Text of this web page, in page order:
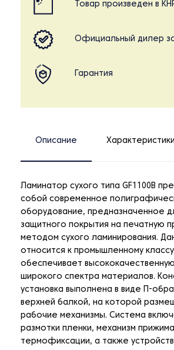
Товар произведен в
Официальный дилер
Гарантия
Описание Характеристики
Ламинатор сухого типа GF1100B
собой современное
оборудование, предназначенное
защитного покрытия на печатную
методом сухого ламинирования.
относится к промышленному
обеспечивает
широкого спектра материалов.
установка выполнена в виде П-
верхней балкой, на которой
рабочие механизмы. Система
размотки пленки, механизм
термофиксации, а также